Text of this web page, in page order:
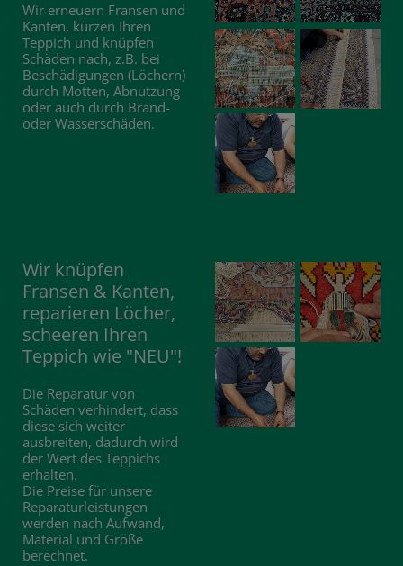
Wir erneuern Fransen und
Kanten, kürzen Ihren
Teppich und knüpfen
Schäden nach, z.B. bei
Beschädigungen (Löchern)
durch Motten, Abnutzung
oder auch durch Brand-
oder Wasserschäden.
Wir knüpfen
Fransen & Kanten,
reparieren Löcher,
scheeren Ihren
Teppich wie "NEU"!
Die Reparatur von
Schäden verhindert, dass
diese sich weiter
ausbreiten, dadurch wird
der Wert des Teppichs
erhalten.
Die Preise für unsere
Reparaturleistungen
werden nach Aufwand,
Material und Größe
berechnet.